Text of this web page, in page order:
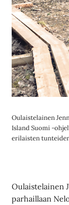
Oulaistelainen
Island Suomi -
erilaisten
Oulaistelainen
parhaillaan